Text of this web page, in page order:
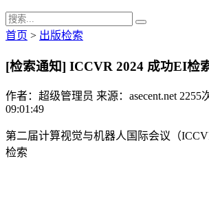
首页 > 出版检索
[检索通知] ICCVR 2024 成功EI检
作者：超级管理员 来源：asecent.net 2255
09:01:49
第二届计算视觉与机器人国际会议（
检索